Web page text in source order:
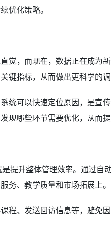
优化策略。
觉，而现在，数据正在成为
键指标，从而做出更科学的调
统可以快速定位原因，是宣
现哪些环节需要优化，从而提
提升整体管理效率。通过自
务、教学质量和市场拓展上。
程、发送回访信息等，避免